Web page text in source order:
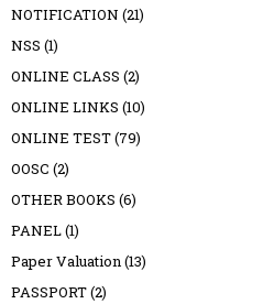
NOTIFICATION (21)
NSS (1)
ONLINE CLASS (2)
ONLINE LINKS (10)
ONLINE TEST(79)
OOSC (2)
OTHER BOOKS (6)
PANEL(1)
Paper Valuation(13)
PASSPORT(2)